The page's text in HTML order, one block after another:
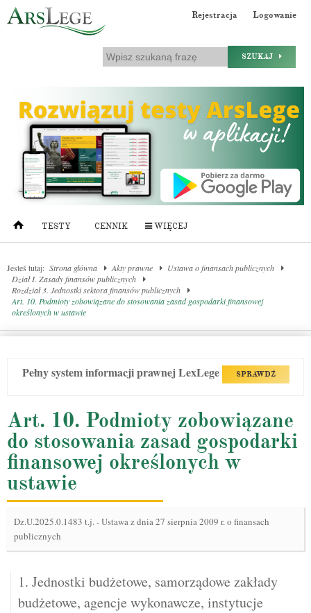
Rejestracja Logowanie
SZUKAJ
TESTY CENNIK WIĘCEJ
Jesteś tutaj: Strona główna Akty prawne
Ustawa o finansach publicznych
Dział I. Zasady finansów publicznych
Rozdział 3. Jednostki sektora finansów publicznych
Art. 10. Podmioty zobowiązane do stosowania zasad gospodarki finansowej
określonych w ustawie
Pełny system informacji prawnej LexLege SPRAWDŹ
Art. 10. Podmioty zobowiązane
do stosowania zasad gospodarki
finansowej określonych w
ustawie
Dz.U.2025.0.1483 t.j.-Ustawa z dnia 27 sierpnia 2009 r. o finansach
publicznych
1. Jednostki budżetowe, samorządowe zakłady
budżetowe, agencje wykonawcze, instytucje